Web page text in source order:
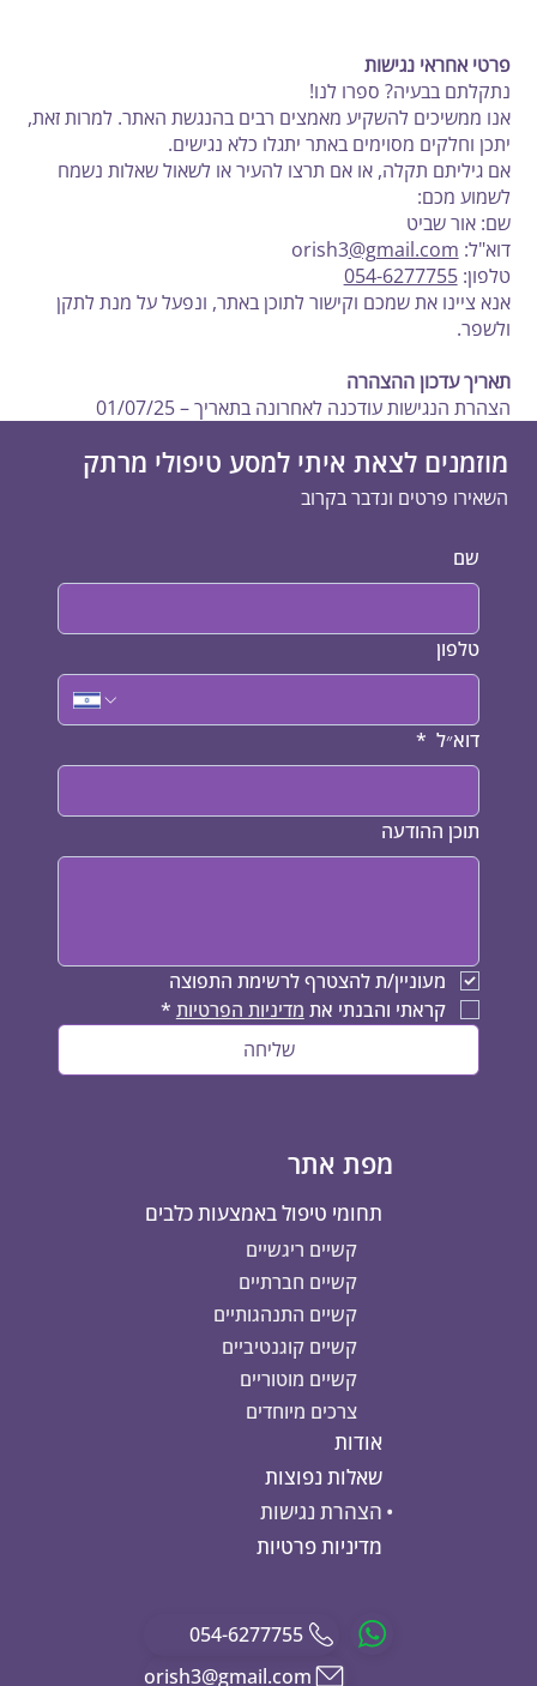
פרטי אחראי נגישות
נתקלתם בבעיה? ספרו לנו!
אנו ממשיכים להשקיע מאמצים רבים בהנגשת האתר. למרות זאת,
יתכן וחלקים מסוימים באתר יתגלו כלא נגישים.
אם גיליתם תקלה, או אם תרצו להעיר או לשאול שאלות נשמח
לשמוע מכם:
שם: אור שביט
דוא"ל: orish3 @gmail.com
טלפון:‪054-6277755
אנא ציינו את שמכם וקישור לתוכן באתר, ונפעל על מנת לתקן
ולשפר.
תאריך עדכון ההצהרה
הצהרת הנגישות עודכנה לאחרונה בתאריך – 01/07/25
מוזמנים לצאת איתי למסע טיפולי מרתק
השאירו פרטים ונדבר בקרוב
שם
טלפון
דוא״ל *
תוכן ההודעה
מעוניין/ת להצטרף לרשימת התפוצה
קראתי והבנתי את מדיניות הפרטיות *
שליחה
מפת אתר
תחומי טיפול באמצעות כלבים
קשיים ריגשיים
קשיים חברתיים
קשיים התנהגותיים
קשיים קוגנטיביים
קשיים מוטוריים
צרכים מיוחדים
אודות
שאלות נפוצות
הצהרת נגישות
מדיניות פרטיות
054-6277755
orish3@gmail.com